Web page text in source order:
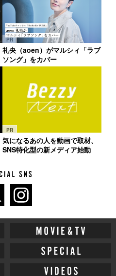
PR
礼央（aoen）がマルシィ「ラブ
ソング」をカバー
PR
気になるあの人を動画で取材、
SNS特化型の新メディア始動